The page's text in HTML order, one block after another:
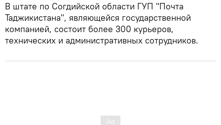
В штате по Согдийской области ГУП "Почта
Таджикистана", являющейся государственной
компанией, состоит более 300 курьеров,
технических и административных сотрудников.